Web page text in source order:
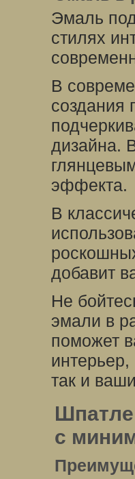
Эмаль
стилях
В
создания
дизайна.
эффекта.
В
добавит
Не
эмали в
поможет
интерьер,
так и
с